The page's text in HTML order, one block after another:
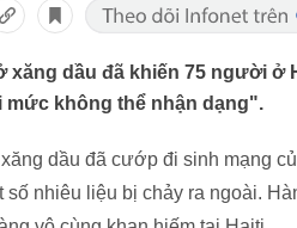
xăng dầu đã khiến 75 người
mức không thể nhận dạng".
dầu đã cướp đi sinh mạng
số nhiêu liệu bị chảy ra ngoài.